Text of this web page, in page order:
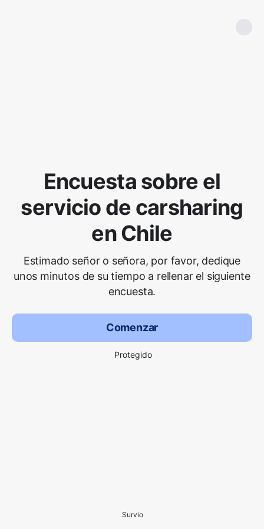
Encuesta sobre el
servicio de carsharing
en Chile
Estimado señor o señora, por favor, dedique
unos minutos de su tiempo a rellenar el siguiente
encuesta.
Comenzar
Protegido
Survio